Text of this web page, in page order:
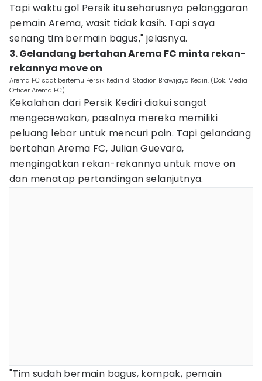
Tapi waktu gol Persik itu seharusnya pelanggaran
pemain Arema, wasit tidak kasih. Tapi saya
senang tim bermain bagus," jelasnya.
3. Gelandang bertahan Arema FC minta rekan-
rekannya move on
Arema FC saat bertemu Persik Kediri di Stadion Brawijaya Kediri. (Dok. Media
Officer Arema FC)
Kekalahan dari Persik Kediri diakui sangat
mengecewakan, pasalnya mereka memiliki
peluang lebar untuk mencuri poin. Tapi gelandang
bertahan Arema FC, Julian Guevara,
mengingatkan rekan-rekannya untuk move on
dan menatap pertandingan selanjutnya.
"Tim sudah bermain bagus, kompak, pemain